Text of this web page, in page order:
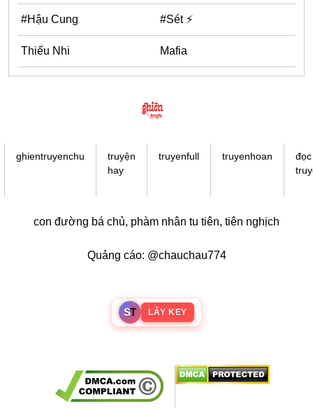
Doujinshi
Adult
Mature
#Trâu Già Gặm Cỏ Non
#Ma Cà Rồng
#Hậu Cung #Sét ⚡
Thiếu Nhi Mafia
ghientruyenchu
truyện
hay
truyenfull truyenhoan
đọc
con đường bá chủ, phàm nhân tu tiên, tiên nghịch
Quảng cáo: @chauchau774
ST LẤY KEY